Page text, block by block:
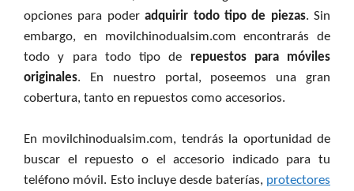
opciones para poderadquirir todo tipo de piezas. Sin
embargo, en movilchinodualsim.com encontrarás de
todo y para todo tipo de repuestos para móviles
originales. En nuestro portal, poseemos una gran
cobertura, tanto en repuestos como accesorios.
En movilchinodualsim.com, tendrás la oportunidad de
buscar el repuesto o el accesorio indicado para tu
teléfono móvil. Esto incluye desde baterías, protectores